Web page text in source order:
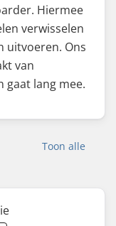
Hiermee
verwisselen
uitvoeren. Ons
van
gaat lang mee.
Toon alle